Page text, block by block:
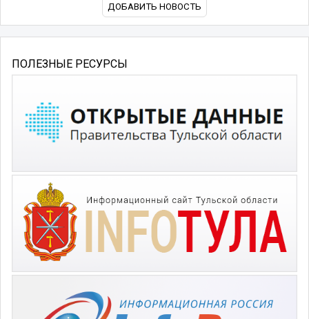
ДОБАВИТЬ НОВОСТЬ
ПОЛЕЗНЫЕ РЕСУРСЫ